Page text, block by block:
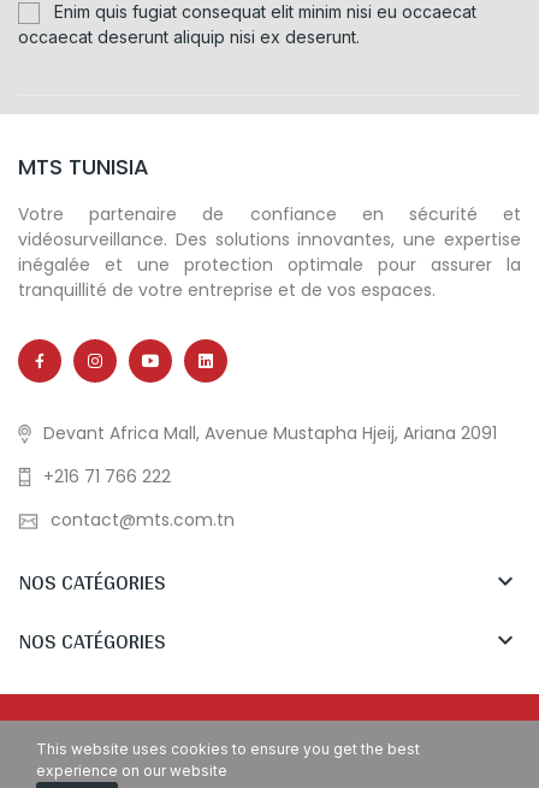
Enim quis fugiat consequat elit minim nisi eu occaecat
occaecat deserunt aliquip nisi ex deserunt.
MTS TUNISIA
Votre partenaire de confiance en sécurité et
vidéosurveillance. Des solutions innovantes, une expertise
inégalée et une protection optimale pour assurer la
tranquillité de votre entreprise et de vos espaces.
Devant Africa Mall, Avenue Mustapha Hjeij, Ariana 2091
+216 71 766 222
contact@mts.com.tn
NOS CATÉGORIES 
NOS CATÉGORIES 
This website uses cookies to ensure you get the best
experience on our website